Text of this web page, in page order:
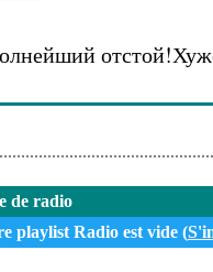
de radio
playlist Radio est vide (